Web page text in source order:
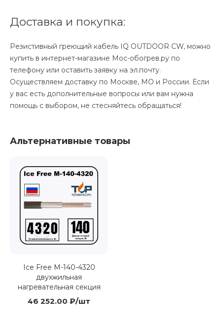
Доставка и покупка:
Резистивный греющий кабель IQ OUTDOOR CW, можно
купить в интернет-магазине Мос-обогрев.ру по
телефону или оставить заявку на эл.почту.
Осуществляем доставку по Москве, МО и России. Если
у вас есть дополнительные вопросы или вам нужна
помощь с выбором, не стесняйтесь обращаться!
Альтернативные товары
Ice Free М-140-4320
двухжильная
нагревательная секция
46 252.00 ₽/шт